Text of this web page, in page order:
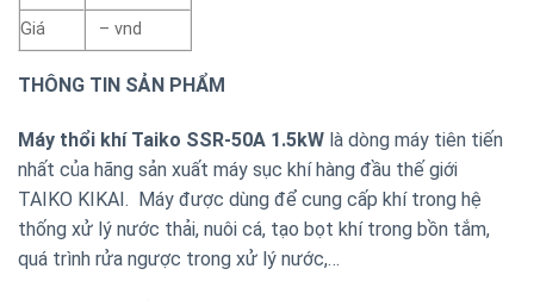
Giá – vnd
THÔNG TIN SẢN PHẨM
Máy thổi khí Taiko SSR-50A 1.5kW là dòng máy tiên tiến
nhất của hãng sản xuất máy sục khí hàng đầu thế giới
TAIKO KIKAI. Máy được dùng để cung cấp khí trong hệ
thống xử lý nước thải, nuôi cá, tạo bọt khí trong bồn tắm,
quá trình rửa ngược trong xử lý nước,…